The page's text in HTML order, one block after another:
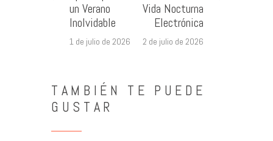
un Verano
Inolvidable
1 de julio de 2026
Vida Nocturna
Electrónica
2 de julio de 2026
TAMBIÉN TE PUEDE
GUSTAR